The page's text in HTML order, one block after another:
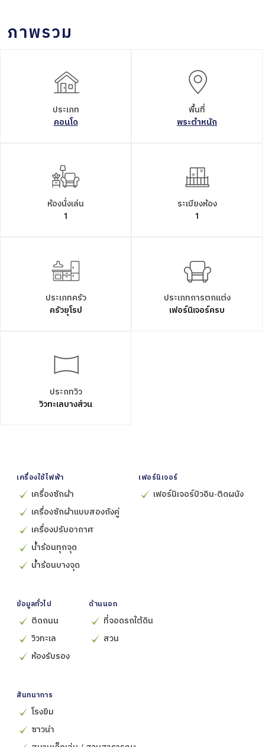
ภาพรวม
ประเภท
คอนโด
พื้นที่
พระตำหนัก
ห้องนั่งเล่น
1
ระเบียงห้อง
1
ประเภทครัว
ครัวยุโรป
ประเภทการตกแต่ง
เฟอร์นิเจอร์ครบ
ประภทวิว
วิวทะเลบางส่วน
เครื่องใช้ไฟฟ้า
เครื่องซักผ้า
เครื่องซักผ้าแบบสองถังคู่
เครื่องปรับอากาศ
น้ำร้อนทุกจุด
น้ำร้อนบางจุด
เฟอร์นิเจอร์
เฟอร์นิเจอร์บิวอิน-ติดผนัง
ข้อมูลทั่วไป
ติดถนน
วิวทะเล
ห้องรับรอง
ด้านนอก
ที่จอดรถใต้ดิน
สวน
สันทนาการ
โรงยิม
ซาวน่า